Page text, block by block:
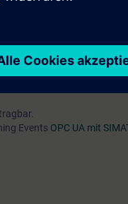
Events OPC UA mit